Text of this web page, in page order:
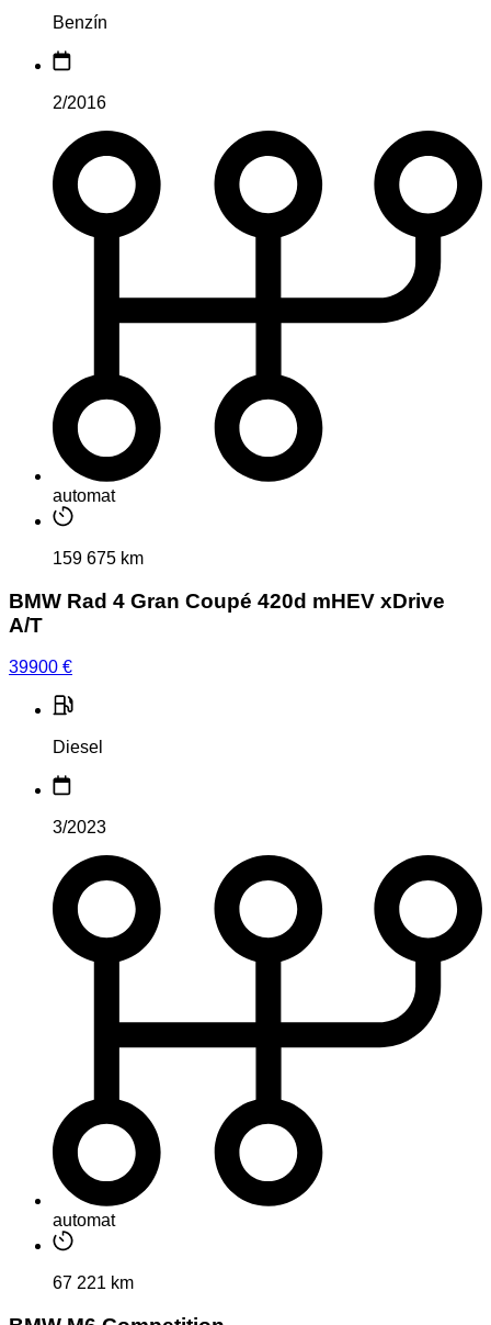
Benzín
2/2016
automat
159 675 km
BMW Rad 4 Gran Coupé 420d mHEV xDrive
A/T
39900 €
Diesel
3/2023
automat
67 221 km